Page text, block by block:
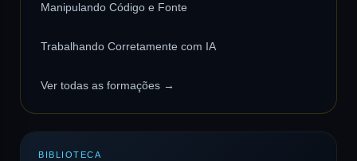
Manipulando Código e Fonte
Trabalhando Corretamente com IA
Ver todas as formações →
BIBLIOTECA